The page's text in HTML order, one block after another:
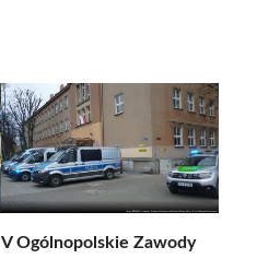
V Ogólnopolskie Zawody